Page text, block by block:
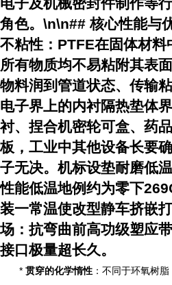
角色。\n\n## 核心性能与
不粘性 ：PTFE在固体材
所有物质均不易粘附其表
物料润到管道状态、传输
电子界上的内衬隔热垫体
衬、捏合机密轮可盒、药
板，工业中其他设备长要
子无决。机标设垫耐磨低
性能低温地例约为零下
装一常温使改型静车挤嵌
场：抗弯曲前高功级塑应
接口极量超长久。
* 贯穿的化学惰性 ：不同于环氧树